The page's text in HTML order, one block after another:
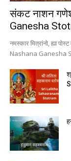
संकट नाशन
Ganesha
नमस्कार मित्रांनो, ह्या
Nashana Ganesha